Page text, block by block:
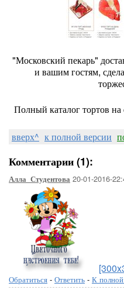
"Московский пекарь"
и вашим гостям,
Полный каталог тортов
вверх^ к полной версии
Комментарии (1):
Алла_Студентова 20-01-2016-
Обратиться - Ответить - К